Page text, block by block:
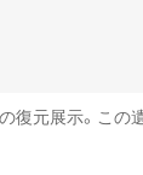
復元展示。この